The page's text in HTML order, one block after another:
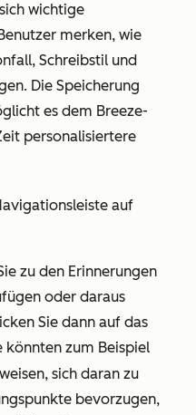
wichtige
merken, wie
Schreibstil und
Die Speicherung
es dem Breeze-
personalisiertere
auf
zu den Erinnerungen
oder daraus
Sie dann auf das
könnten zum Beispiel
sich daran zu
bevorzugen,